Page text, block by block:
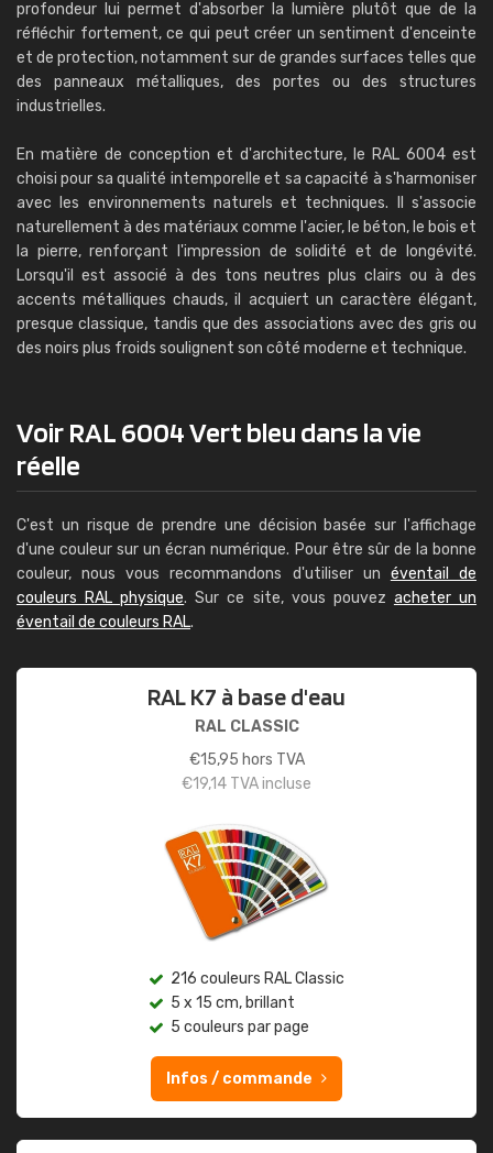
profondeur lui permet d'absorber la lumière plutôt que de la
réfléchir fortement, ce qui peut créer un sentiment d'enceinte
et de protection, notamment sur de grandes surfaces telles que
des panneaux métalliques, des portes ou des structures
industrielles.
En matière de conception et d'architecture, le RAL 6004 est
choisi pour sa qualité intemporelle et sa capacité à s'harmoniser
avec les environnements naturels et techniques. Il s'associe
naturellement à des matériaux comme l'acier, le béton, le bois et
la pierre, renforçant l'impression de solidité et de longévité.
Lorsqu'il est associé à des tons neutres plus clairs ou à des
accents métalliques chauds, il acquiert un caractère élégant,
presque classique, tandis que des associations avec des gris ou
des noirs plus froids soulignent son côté moderne et technique.
Voir RAL 6004 Vert bleu dans la vie
réelle
C'est un risque de prendre une décision basée sur l'affichage
d'une couleur sur un écran numérique. Pour être sûr de la bonne
couleur, nous vous recommandons d'utiliser un éventail de
couleurs RAL physique. Sur ce site, vous pouvez acheter un
éventail de couleurs RAL.
RAL K7 à base d'eau
RAL CLASSIC
€15,95 hors TVA
€19,14 TVA incluse
216 couleurs RAL Classic
5 x 15 cm, brillant
5 couleurs par page
Infos / commande